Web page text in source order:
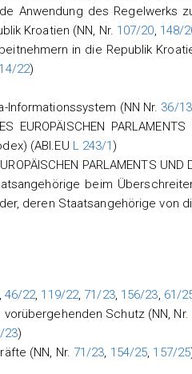
Anwendung des Regelwerks
Kroatien (NN, Nr. 107/20, 148/
in die Republik
22)
Informationssystem (NN Nr. 36/13
EUROPÄISCHEN
(ABl.EU L 243/1)
PARLAMENTS
beim
deren Staatsangehörige von
46/22, 119/22, 71/23, 156/23, 61/
Schutz (NN, Nr.
23)
(NN, Nr. 71/23, 154/25, 157/25